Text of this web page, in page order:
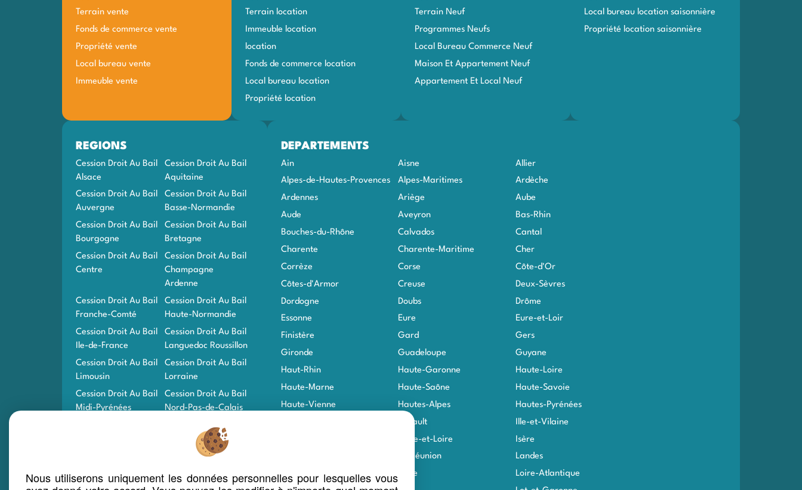
Terrain vente
Local bureau vente
Immeuble vente
Fonds de commerce vente
Propriété vente
Terrain location
Local bureau location
Propriété location
Immeuble location
location
Fonds de commerce location
Programmes Neufs
Local Bureau Commerce Neuf
Terrain Neuf
Maison Et Appartement Neuf
Appartement Et Local Neuf
Local bureau location saisonnière
Propriété location saisonnière
REGIONS
Cession Droit Au Bail
Alsace
Cession Droit Au Bail
Aquitaine
Cession Droit Au Bail
Auvergne
Cession Droit Au Bail
Basse-Normandie
Cession Droit Au Bail
Bourgogne
Cession Droit Au Bail
Bretagne
Cession Droit Au Bail
Centre
Cession Droit Au Bail
Champagne
Ardenne
Cession Droit Au Bail
Franche-Comté
Cession Droit Au Bail
Haute-Normandie
Cession Droit Au Bail
Ile-de-France
Cession Droit Au Bail
Languedoc Roussillon
Cession Droit Au Bail
Limousin
Cession Droit Au Bail
Lorraine
Cession Droit Au Bail
Midi-Pyrénées
Cession Droit Au Bail
Nord-Pas-de-Calais
Picardie
Cession Droit Au Bail
Cession Droit Au Bail
Cession Droit Au Bail
DEPARTEMENTS
Ain Aisne Allier
Alpes-de-Hautes-Provences Alpes-Maritimes Ardèche
Ardennes Ariège Aube
Aude Aveyron Bas-Rhin
Bouches-du-Rhône Calvados Cantal
Charente Charente-Maritime Cher
Corrèze Corse Côte-d'Or
Côtes-d'Armor Creuse Deux-Sèvres
Dordogne Doubs Drôme
Essonne Eure Eure-et-Loir
Finistère Gard Gers
Gironde Guadeloupe Guyane
Haut-Rhin Haute-Garonne Haute-Loire
Haute-Marne Haute-Saône Haute-Savoie
Haute-Vienne Hautes-Alpes Hautes-Pyrénées
Hérault Ille-et-Vilaine
Indre-et-Loire Isère
La Réunion Landes
Loir-et-Cher Loire Loire-Atlantique
Nous utiliserons uniquement les données personnelles pour lesquelles vous